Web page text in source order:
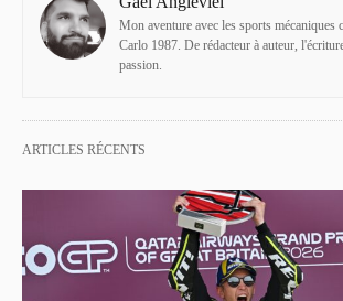
Mon aventure avec les sports mécaniques
Carlo 1987. De rédacteur à auteur,
passion.
ARTICLES RÉCENTS